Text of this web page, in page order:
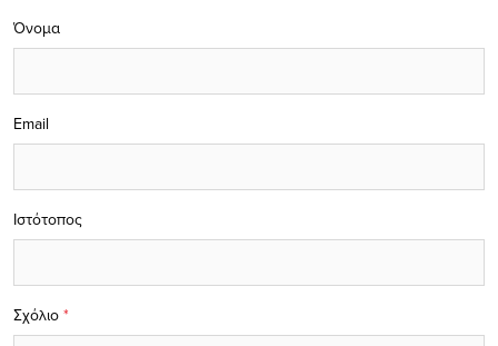
Σχόλιο *
Όνομα
Email
Ιστότοπος